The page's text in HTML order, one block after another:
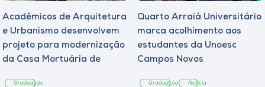
Acadêmicos de Arquitetura
e Urbanismo desenvolvem
projeto para modernização
da Casa Mortuária de
Graduação
Quarto Arraiá Universitário
marca acolhimento aos
estudantes da Unoesc
Campos Novos
Graduação Notícia